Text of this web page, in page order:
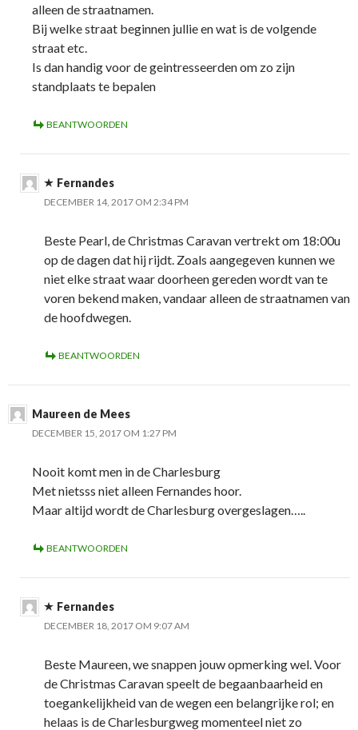
alleen de straatnamen.
Bij welke straat beginnen jullie en wat is de volgende
straat etc.
Is dan handig voor de geintresseerden om zo zijn
standplaats te bepalen
BEANTWOORDEN
Fernandes
DECEMBER 14, 2017 OM 2:34 PM
Beste Pearl, de Christmas Caravan vertrekt om 18:00u
op de dagen dat hij rijdt. Zoals aangegeven kunnen we
niet elke straat waar doorheen gereden wordt van te
voren bekend maken, vandaar alleen de straatnamen van
de hoofdwegen.
BEANTWOORDEN
Maureen de Mees
DECEMBER 15, 2017 OM 1:27 PM
Nooit komt men in de Charlesburg
Met nietsss niet alleen Fernandes hoor.
Maar altijd wordt de Charlesburg overgeslagen…..
BEANTWOORDEN
Fernandes
DECEMBER 18, 2017 OM 9:07 AM
Beste Maureen, we snappen jouw opmerking wel. Voor
de Christmas Caravan speelt de begaanbaarheid en
toegankelijkheid van de wegen een belangrijke rol; en
helaas is de Charlesburgweg momenteel niet zo